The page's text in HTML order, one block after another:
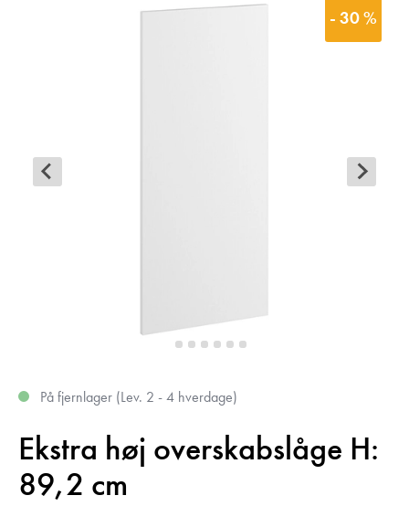
- 30 %
På fjernlager (Lev. 2 - 4 hverdage)
Ekstra høj overskabslåge H:
89,2 cm